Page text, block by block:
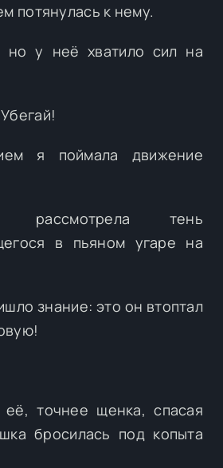
потянулась к нему.
но у неё хватило сил на
я поймала движение
рассмотрела тень
в пьяном угаре на
знание: это он втоптал
точнее щенка, спасая
бросилась под копыта